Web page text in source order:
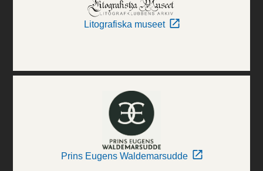
Litografiska museet
Prins Eugens Waldemarsudde